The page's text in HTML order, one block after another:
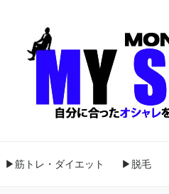
▶筋トレ・ダイエット ▶脱毛